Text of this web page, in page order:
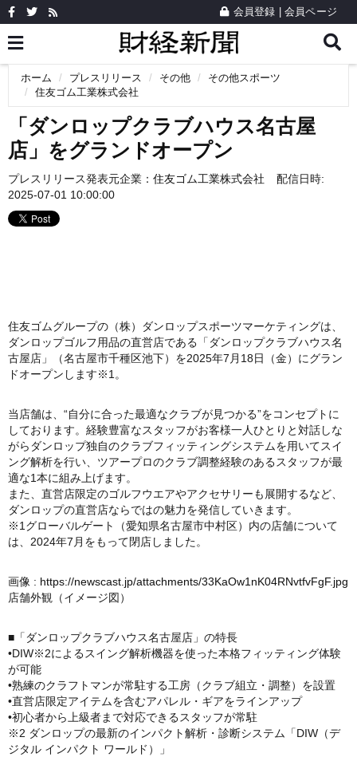
会員登録 会員ページ
ホーム プレスリリース その他
その他スポーツ
住友ゴム工業株式会社
「ダンロップクラブハウス名古屋
店」をグランドオープン
プレスリリース発表元企業： 住友ゴム工業株式会社
配信日時:
2025-07-01 10:00:00
住友ゴムグループの（株）ダンロップスポーツマーケティングは、
ダンロップゴルフ用品の直営店である「ダンロップクラブハウス名
古屋店」（名古屋市千種区池下）を2025年7月18日（金）にグラン
ドオープンします※1。
当店舗は、“自分に合った最適なクラブが見つかる”をコンセプトに
しております。経験豊富なスタッフがお客様一人ひとりと対話しな
がらダンロップ独自のクラブフィッティングシステムを用いてスイ
ング解析を行い、ツアープロのクラブ調整経験のあるスタッフが最
適な1本に組み上げます。
また、直営店限定のゴルフウエアやアクセサリーも展開するなど、
ダンロップの直営店ならではの魅力を発信していきます。
※1グローバルゲート（愛知県名古屋市中村区）内の店舗について
は、2024年7月をもって閉店しました。
画像 : https://newscast.jp/attachments/33KaOw1nK04RNvtfvFgF.jpg
店舗外観（イメージ図）
■「ダンロップクラブハウス名古屋店」の特長
•DIW※2によるスイング解析機器を使った本格フィッティング体験
が可能
•熟練のクラフトマンが常駐する工房（クラブ組立・調整）を設置
•直営店限定アイテムを含むアパレル・ギアをラインアップ
•初心者から上級者まで対応できるスタッフが常駐
※2 ダンロップの最新のインパクト解析・診断システム「DIW（デ
ジタル インパクト ワールド）」